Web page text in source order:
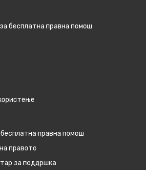
бесплатна правна помош
правна помош
правото
за поддршка